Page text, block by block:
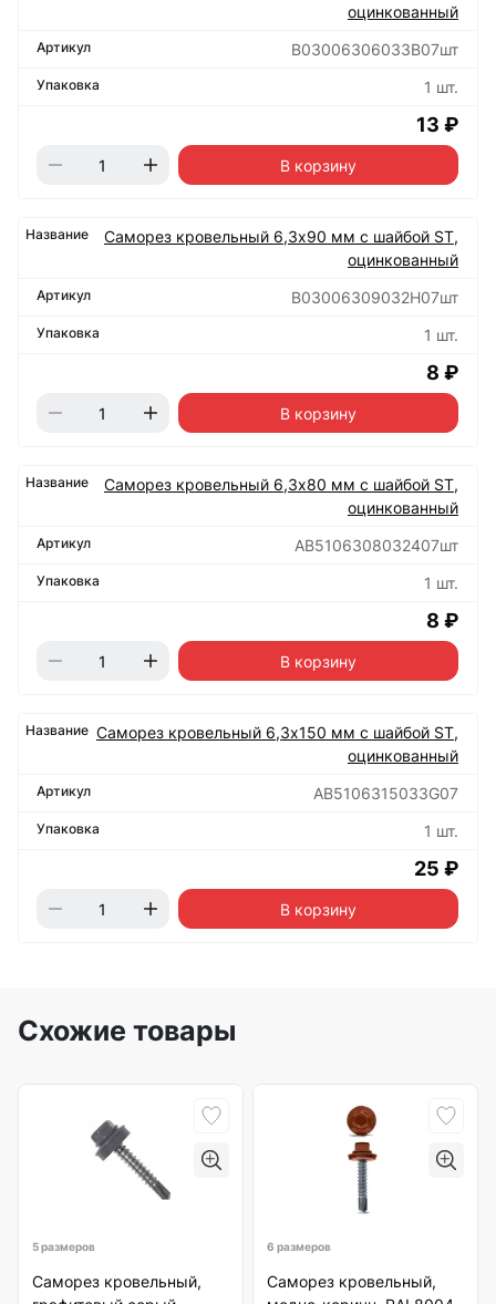
оцинкованный
B03006306033B07шт
1 шт.
13 ₽
В корзину
Саморез кровельный 6,3х90 мм с шайбой ST,
оцинкованный
B03006309032H07шт
1 шт.
8 ₽
В корзину
Саморез кровельный 6,3х80 мм с шайбой ST,
оцинкованный
АВ5106308032407шт
1 шт.
8 ₽
В корзину
Саморез кровельный 6,3х150 мм с шайбой ST,
оцинкованный
АВ5106315033G07
1 шт.
25 ₽
В корзину
Схожие товары
5 размеров
Саморез кровельный,
6 размеров
Саморез кровельный,